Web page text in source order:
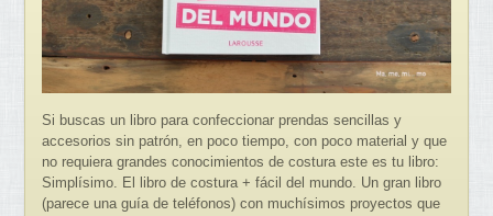
Si buscas un libro para confeccionar prendas sencillas y
accesorios sin patrón, en poco tiempo, con poco material y que
no requiera grandes conocimientos de costura este es tu libro:
Simplísimo. El libro de costura + fácil del mundo. Un gran libro
(parece una guía de teléfonos) con muchísimos proyectos que